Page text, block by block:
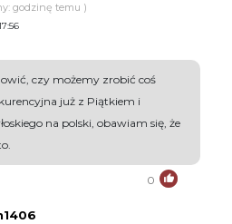
godzinę temu )
czy możemy zrobić coś
już z Piątkiem i
na polski, obawiam się, że
0